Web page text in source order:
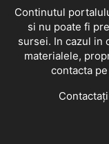
Continutul
si nu poate fi
sursei. In cazul in
materialele,
contacta